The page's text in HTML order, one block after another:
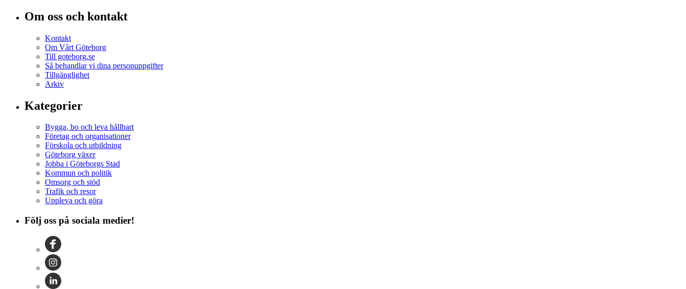
Om oss och kontakt
Kontakt
Om Vårt Göteborg
Till goteborg.se
Så behandlar vi dina personuppgifter
Tillgänglighet
Arkiv
Kategorier
Bygga, bo och leva hållbart
Företag och organisationer
Förskola och utbildning
Göteborg växer
Jobba i Göteborgs Stad
Kommun och politik
Omsorg och stöd
Trafik och resor
Uppleva och göra
Följ oss på sociala medier!